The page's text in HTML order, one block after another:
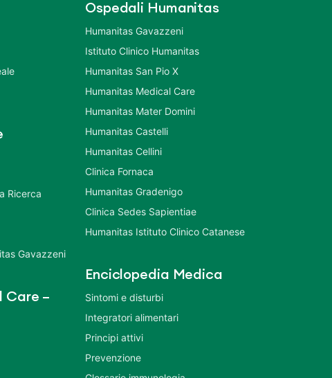
Ricerca
Gavazzeni
Care –
Ospedali Humanitas
Humanitas Gavazzeni
Istituto Clinico Humanitas
Humanitas San Pio X
Humanitas Medical Care
Humanitas Mater Domini
Humanitas Castelli
Humanitas Cellini
Clinica Fornaca
Humanitas Gradenigo
Clinica Sedes Sapientiae
Humanitas Istituto Clinico Catanese
Enciclopedia Medica
Sintomi e disturbi
Integratori alimentari
Principi attivi
Prevenzione